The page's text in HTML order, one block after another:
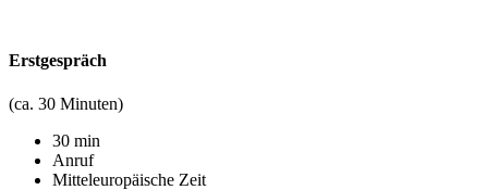
Erstgespräch
(ca. 30 Minuten)
30 min
Anruf
Mitteleuropäische Zeit